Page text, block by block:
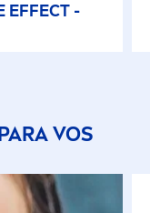
EFFECT -
VOS